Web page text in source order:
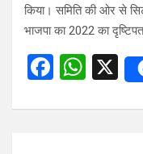
किया। समिति की ओर से
भाजपा का 2022 का
F
ce
W
at
X